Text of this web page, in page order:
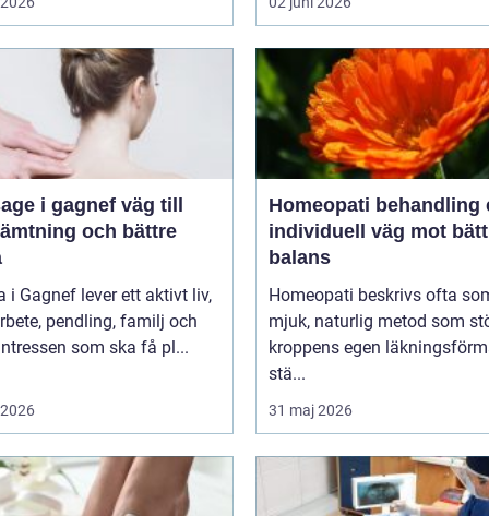
i gagnef väg till
och bättre
i Gagnef lever ett aktivt liv,
pendling, familj och
som ska få pl...
Homeopati behandling en
individuell väg mot
balans
Homeopati beskrivs ofta
mjuk, naturlig metod som
kroppens egen
stä...
31 maj 2026